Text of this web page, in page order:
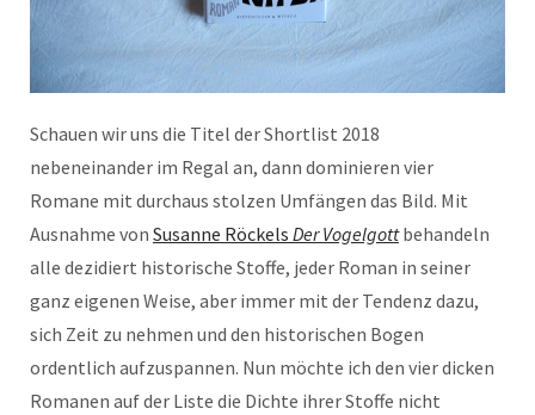
Schauen wir uns die Titel der Shortlist 2018
nebeneinander im Regal an, dann dominieren vier
Romane mit durchaus stolzen Umfängen das Bild. Mit
Ausnahme von Susanne Röckels Der Vogelgottbehandeln
alle dezidiert historische Stoffe, jeder Roman in seiner
ganz eigenen Weise, aber immer mit der Tendenz dazu,
sich Zeit zu nehmen und den historischen Bogen
ordentlich aufzuspannen. Nun möchte ich den vier dicken
Romanen auf der Liste die Dichte ihrer Stoffe nicht